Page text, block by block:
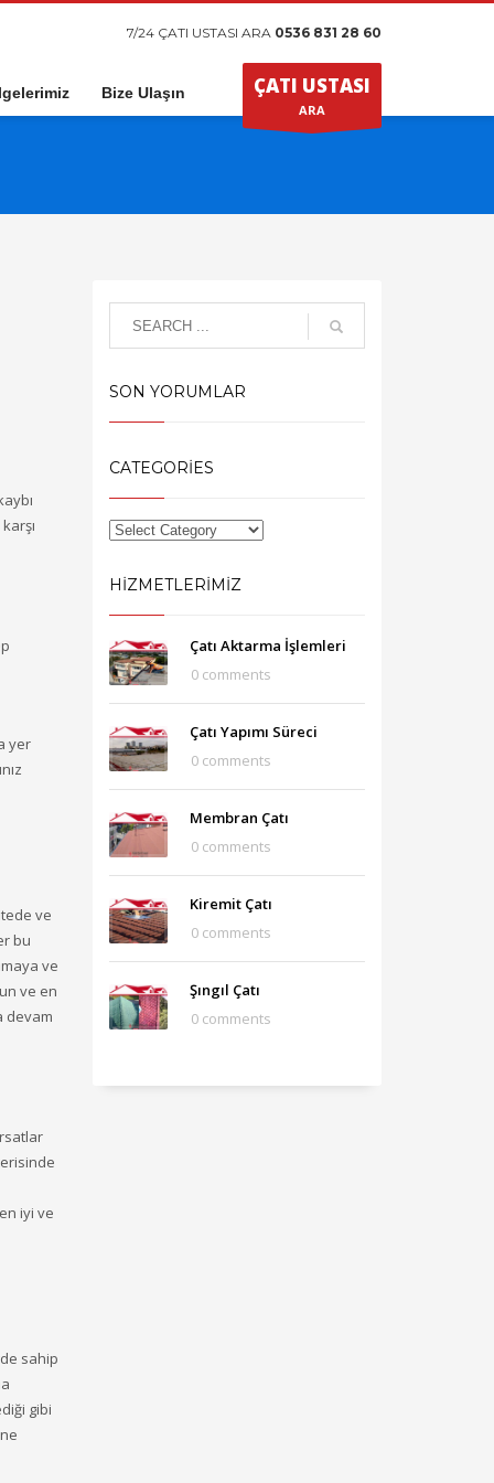
7/24 ÇATI USTASI ARA 0536 831 28 60
Bize Ulaşın ÇATI USTASI
ARA
yer
ve
bu
ve
ve en
devam
iyi ve
sahip
gibi
SON YORUMLAR
CATEGORIES
HIZMETLERIMIZ
Çatı Aktarma İşlemleri
0 comments
Çatı Yapımı Süreci
0 comments
Membran Çatı
0 comments
Kiremit Çatı
0 comments
Şıngıl Çatı
0 comments